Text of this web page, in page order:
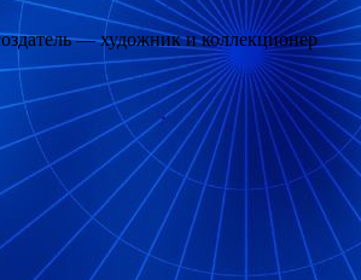
— художник и коллекционер